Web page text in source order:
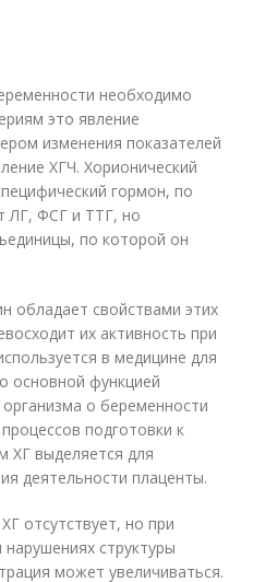
необходимо
это явление
изменения показателей
ХГЧ. Хорионический
гормон, по
ЛГ, ФСГ и ТТГ, но
по которой он
обладает свойствами этих
их активность при
в медицине для
основной функцией
о беременности
подготовки к
ХГ выделяется для
деятельности плаценты.
отсутствует, но при
структуры
может увеличиваться.